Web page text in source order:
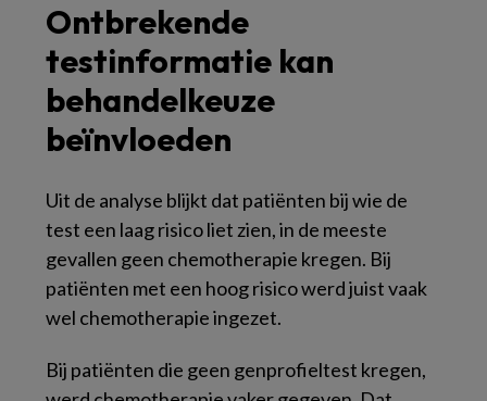
Ontbrekende
testinformatie kan
behandelkeuze
beïnvloeden
Uit de analyse blijkt dat patiënten bij wie de
test een laag risico liet zien, in de meeste
gevallen geen chemotherapie kregen. Bij
patiënten met een hoog risico werd juist vaak
wel chemotherapie ingezet.
Bij patiënten die geen genprofieltest kregen,